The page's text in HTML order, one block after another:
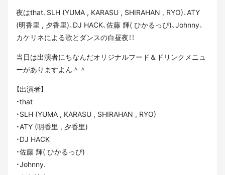
夜はthat、SLH (YUMA , KARASU , SHIRAHAN , RYO)、ATY
(明香里 , 夕香里)、DJ HACK、佐藤 輝( ひかるっぴ)、Johnny、
カケリネによる歌とダンスの白昼夜！！
当日は出演者にちなんだオリジナルフード＆ドリンクメニュ
ーがありますよん＾＾
【出演者】
・that
・SLH (YUMA , KARASU , SHIRAHAN , RYO)
・ATY (明香里 , 夕香里)
・DJ HACK
・佐藤 輝( ひかるっぴ)
・Johnny.